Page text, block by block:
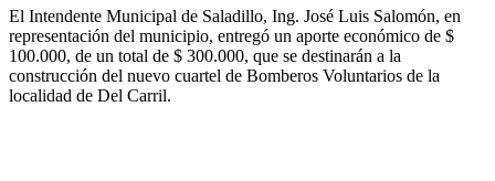
El Intendente Municipal de Saladillo, Ing. José Luis Salomón, en
representación del municipio, entregó un aporte económico de $
100.000, de un total de $ 300.000, que se destinarán a la
construcción del nuevo cuartel de Bomberos Voluntarios de la
localidad de Del Carril.